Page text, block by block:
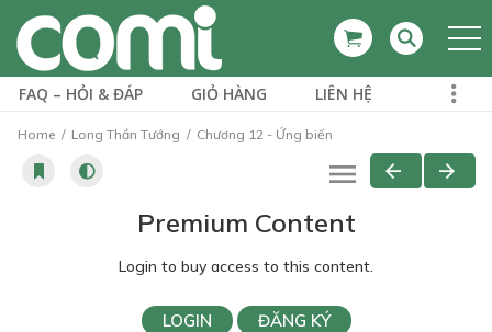
FAQ – HỎI & ĐÁP GIỎ HÀNG LIÊN HỆ
Home Long Thần Tướng Chương 12 - Ứng biến
Premium Content
Login to buy access to this content.
LOGIN ĐĂNG KÝ